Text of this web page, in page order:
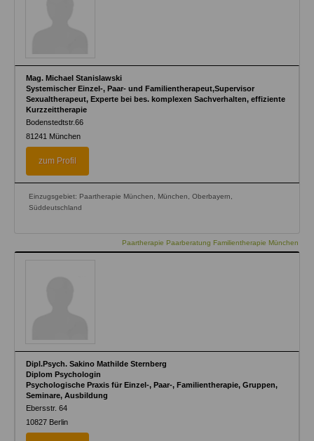
Mag. Michael Stanislawski
Systemischer Einzel-, Paar- und Familientherapeut,Supervisor
Sexualtherapeut, Experte bei bes. komplexen Sachverhalten, effiziente
Kurzzeittherapie
Bodenstedtstr.66
81241 München
zum Profil
Einzugsgebiet: Paartherapie München, München, Oberbayern,
Süddeutschland
Paartherapie Paarberatung Familientherapie München
Dipl.Psych. Sakino Mathilde Sternberg
Diplom Psychologin
Psychologische Praxis für Einzel-, Paar-, Familientherapie, Gruppen,
Seminare, Ausbildung
Ebersstr. 64
10827 Berlin